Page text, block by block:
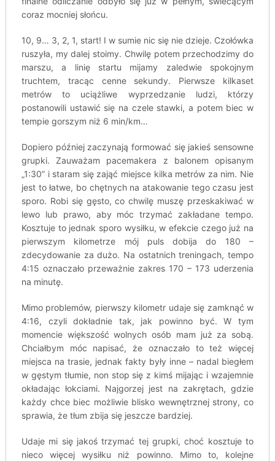
coraz mocniej słońcu.
10, 9… 3, 2, 1, start! I w sumie nic się nie dzieje. Czołówka
ruszyła, my dalej stoimy. Chwilę potem przechodzimy do
marszu, a linię startu mijamy zaledwie spokojnym
truchtem, tracąc cenne sekundy. Pierwsze kilkaset
metrów to uciążliwe wyprzedzanie ludzi, którzy
postanowili ustawić się na czele stawki, a potem biec w
tempie gorszym niż 6 min/km…
Dopiero później zaczynają formować się jakieś sensowne
grupki. Zauważam pacemakera z balonem opisanym
„1:30” i staram się zająć miejsce kilka metrów za nim. Nie
jest to łatwe, bo chętnych na atakowanie tego czasu jest
sporo. Robi się gęsto, co chwilę muszę przeskakiwać w
lewo lub prawo, aby móc trzymać zakładane tempo.
Kosztuje to jednak sporo wysiłku, w efekcie czego już na
pierwszym kilometrze mój puls dobija do 180 –
zdecydowanie za dużo. Na ostatnich treningach, tempo
4:15 oznaczało przeważnie zakres 170 – 173 uderzenia
na minutę.
Mimo problemów, pierwszy kilometr udaje się zamknąć w
4:16, czyli dokładnie tak, jak powinno być. W tym
momencie większość wolnych osób mam już za sobą.
Chciałbym móc napisać, że oznaczało to też więcej
miejsca na trasie, jednak fakty były inne – nadal biegłem
w gęstym tłumie, non stop się z kimś mijając i wzajemnie
okładając łokciami. Najgorzej jest na zakrętach, gdzie
każdy chce biec możliwie blisko wewnętrznej strony, co
sprawia, że tłum zbija się jeszcze bardziej.
Udaje mi się jakoś trzymać tej grupki, choć kosztuje to
nieco więcej wysiłku niż powinno. Mimo to, kolejne